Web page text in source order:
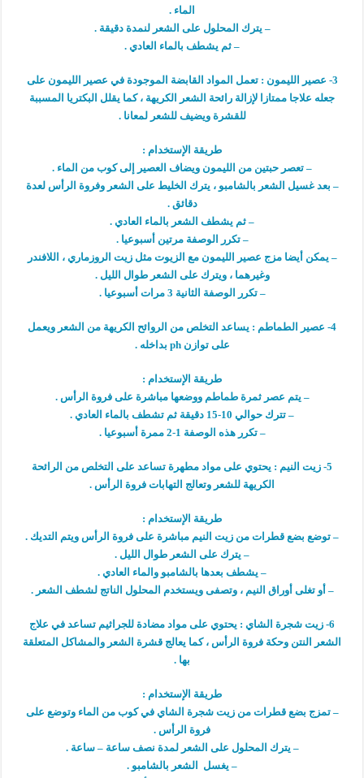
الماء .
– يترك المحلول على الشعر لنمدة دقيقة .
– ثم يشطف بالماء العادي .
3- عصير الليمون : تعمل المواد القابضة الموجودة في عصير الليمون على
جعله علاجا ممتازا لإزالة رائحة الشعر الكريهة ، كما يقلل البكتريا المسببة
للقشرة ويضيف للشعر لمعانا .
طريقة الإستخدام :
– تعصر حبتين من الليمون ويضاف العصير إلى كوب من الماء .
– بعد غسيل الشعر بالشامبو ، يترك الخليط على الشعر وفروة الرأس لعدة
دقائق .
– ثم يشطف الشعر بالماء العادي .
– تكرر الوصفة مرتين أسبوعيا .
– يمكن أيضا مزج عصير الليمون مع الزيوت مثل زيت الروزماري ، اللافندر
وغيرهما ، ويترك على الشعر طوال الليل .
– تكرر الوصفة الثانية 3 مرات أسبوعيا .
4- عصير الطماطم : يساعد التخلص من الروائح الكريهة من الشعر ويعمل
على توازن ph بداخله .
طريقة الإستخدام :
– يتم عصر ثمرة طماطم ووضعها مباشرة على فروة الرأس .
– تترك حوالي 10-15 دقيقة ثم تشطف بالماء العادي .
– تكرر هذه الوصفة 1-2 ممرة أسبوعيا .
5- زيت النيم : يحتوي على مواد مطهرة تساعد على التخلص من الرائحة
الكريهة للشعر وتعالج التهابات فروة الرأس .
طريقة الإستخدام :
– توضع بضع قطرات من زيت النيم مباشرة على فروة الرأس ويتم التديك .
– يترك على الشعر طوال الليل .
– يشطف بعدها بالشامبو والماء العادي .
– أو تغلى أوراق النيم ، وتصفى ويستخدم المحلول الناتج لشطف الشعر .
6- زيت شجرة الشاي : يحتوي على مواد مضادة للجراثيم تساعد في علاج
الشعر النتن وحكة فروة الرأس ، كما يعالج قشرة الشعر والمشاكل المتعلقة
بها .
طريقة الإستخدام :
– تمزج بضع قطرات من زيت شجرة الشاي في كوب من الماء وتوضع على
فروة الرأس .
– يترك المحلول على الشعر لمدة نصف ساعة – ساعة .
– يغسل الشعر بالشامبو .